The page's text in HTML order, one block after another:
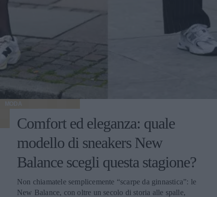
MODA
Comfort ed eleganza: quale
modello di sneakers New
Balance scegli questa stagione?
Non chiamatele semplicemente “scarpe da ginnastica”: le
New Balance, con oltre un secolo di storia alle spalle,